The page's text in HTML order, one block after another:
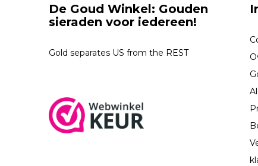
De Goud Winkel: Gouden
sieraden voor iedereen!
Gold separates US from the REST